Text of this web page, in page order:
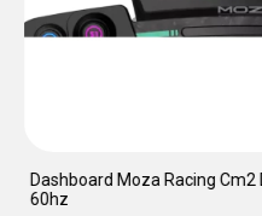
Dashboard Moza Racing Cm2
60hz